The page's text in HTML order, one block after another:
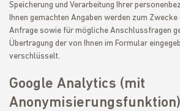
Speicherung und Verarbeitung Ihrer
Ihnen gemachten Angaben werden zum
Anfrage sowie für mögliche Anschlussfragen
Übertragung der von Ihnen im Formular
verschlüsselt.
Google Analytics (mit
Anonymisierungsfunktion)